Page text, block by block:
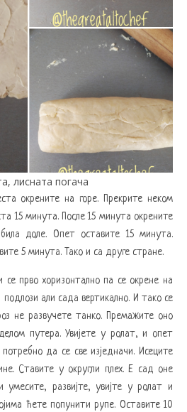
лисната погача
окрените на горе. Прекрите неком
15 минута. После 15 минута окрените
доле. Опет оставите 15 минута.
5 минута. Тако и са друге стране.
се прво хоризонтално па се окрене на
подлози али сада вертикално. И тако се
не развучете танко. Премажите оно
путера. Увијете у ролат, и опет
да се све изједначи. Исеците
Ставите у округли плех. Е сад оне
умесите, развијте, увијте у ролат и
ћете попунити рупе. Оставите 10